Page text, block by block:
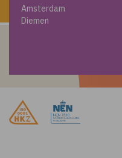
Amsterdam
Diemen